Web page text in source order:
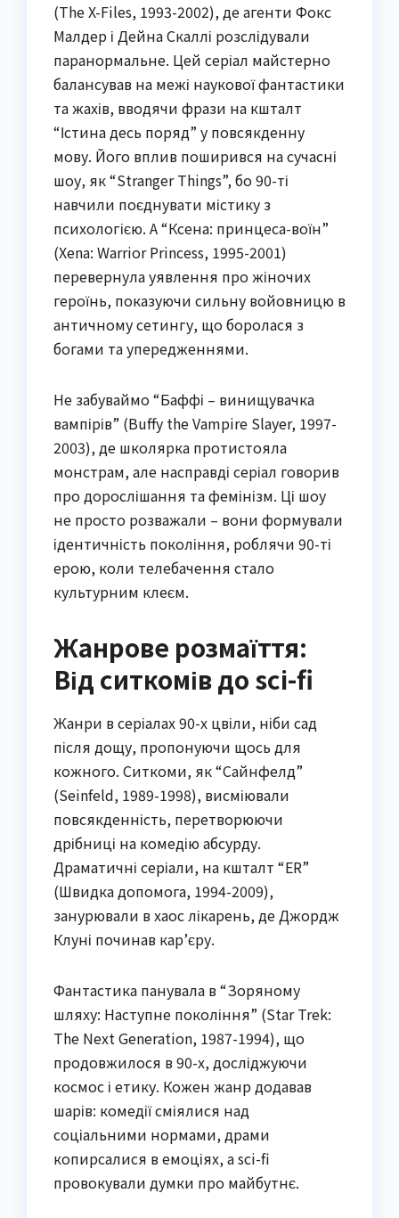
(The X-Files, 1993-2002), де агенти Фокс
Малдер і Дейна Скаллі розслідували
паранормальне. Цей серіал майстерно
балансував на межі наукової фантастики
та жахів, вводячи фрази на кшталт
“Істина десь поряд” у повсякденну
мову. Його вплив поширився на сучасні
шоу, як “Stranger Things”, бо 90-ті
навчили поєднувати містику з
психологією. А “Ксена: принцеса-воїн”
(Xena: Warrior Princess, 1995-2001)
перевернула уявлення про жіночих
героїнь, показуючи сильну войовницю в
античному сетингу, що боролася з
богами та упередженнями.
Не забуваймо “Баффі – винищувачка
вампірів” (Buffy the Vampire Slayer, 1997-
2003), де школярка протистояла
монстрам, але насправді серіал говорив
про дорослішання та фемінізм. Ці шоу
не просто розважали – вони формували
ідентичність покоління, роблячи 90-ті
ерою, коли телебачення стало
культурним клеєм.
Жанрове розмаїття:
Від ситкомів до sci-fi
Жанри в серіалах 90-х цвіли, ніби сад
після дощу, пропонуючи щось для
кожного. Ситкоми, як “Сайнфелд”
(Seinfeld, 1989-1998), висміювали
повсякденність, перетворюючи
дрібниці на комедію абсурду.
Драматичні серіали, на кшталт “ER”
(Швидка допомога, 1994-2009),
занурювали в хаос лікарень, де Джордж
Клуні починав кар’єру.
Фантастика панувала в “Зоряному
шляху: Наступне покоління” (Star Trek:
The Next Generation, 1987-1994), що
продовжилося в 90-х, досліджуючи
космос і етику. Кожен жанр додавав
шарів: комедії сміялися над
соціальними нормами, драми
копирсалися в емоціях, а sci-fi
провокували думки про майбутнє.